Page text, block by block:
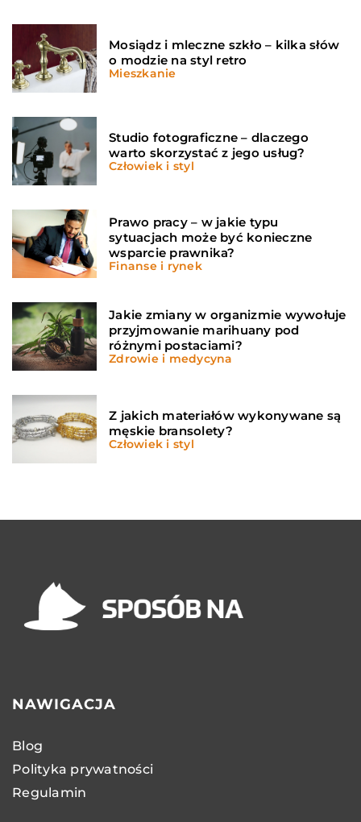
Mosiądz i mleczne szkło – kilka słów
o modzie na styl retro
Mieszkanie
Studio fotograficzne – dlaczego
warto skorzystać z jego usług?
Człowiek i styl
Prawo pracy – w jakie typu
sytuacjach może być konieczne
wsparcie prawnika?
Finanse i rynek
Jakie zmiany w organizmie wywołuje
przyjmowanie marihuany pod
różnymi postaciami?
Zdrowie i medycyna
Z jakich materiałów wykonywane są
męskie bransolety?
Człowiek i styl
NAWIGACJA
Blog
Polityka prywatności
Regulamin